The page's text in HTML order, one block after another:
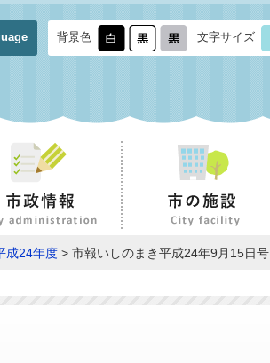
背景色 文字サイズ
成24年度 > 市報いしのまき平成24年9月15日号